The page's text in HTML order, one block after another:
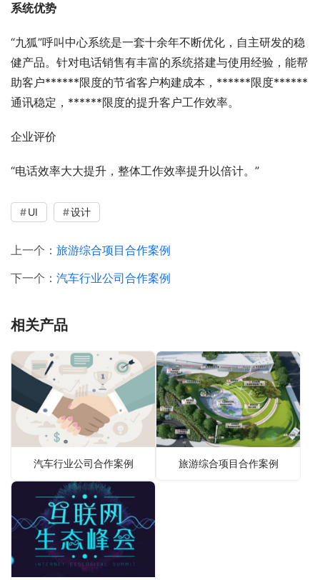
系统优势
“九狐”呼叫中心系统是一套十余年不断优化，自主研发的稳
健产品。针对电话销售有丰富的系统搭建与使用经验，能帮
助客户******限度的节省客户构建成本，******限度******
通讯稳定，******限度的提升客户工作效率。
企业评价
“电话效率大大提升，整体工作效率提升以倍计。”
UI 设计
上一个： 旅游综合项目合作案例
下一个： 汽车行业公司合作案例
相关产品
汽车行业公司合作案例 旅游综合项目合作案例